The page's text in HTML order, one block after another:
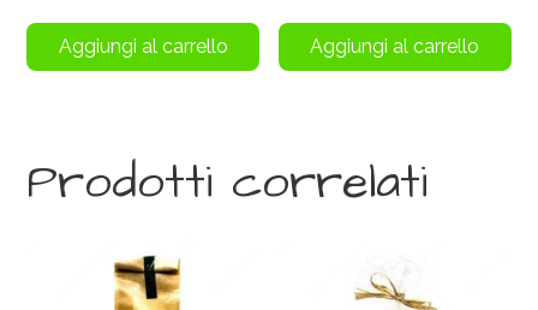
Aggiungi al carrello Aggiungi al carrello
Prodotti correlati